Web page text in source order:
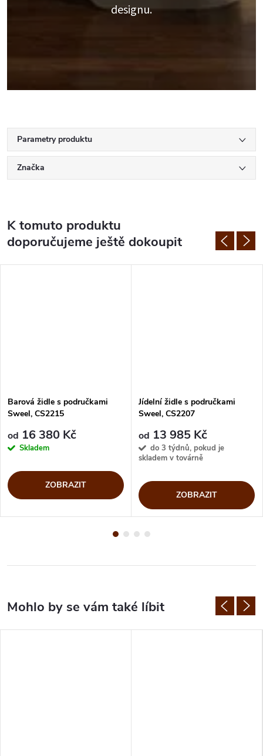
designu.
Parametry produktu
Značka
K tomuto produktu
doporučujeme ještě dokoupit
Barová židle s područkami
Sweel, CS2215
od 16 380 Kč
Skladem
ZOBRAZIT
Jídelní židle s područkami
Sweel, CS2207
od 13 985 Kč
do 3 týdnů, pokud je
skladem v továrně
ZOBRAZIT